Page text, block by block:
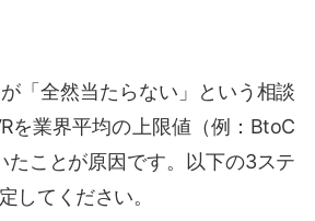
「全然当たらない」という相談
を業界平均の上限値（例：BtoC
たことが原因です。以下の3ステ
してください。